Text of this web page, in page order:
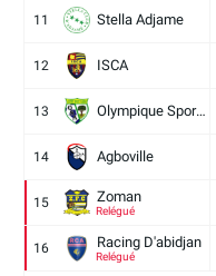
11 Stella Adjame
12 ISCA
13 Olympique Sport d'Abobo FC
14 Agboville
15 Zoman
Relégué
16 Racing D'abidjan
Relégué